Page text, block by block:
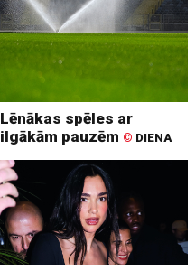
Lēnākas spēles ar
ilgākām pauzēm © DIENA